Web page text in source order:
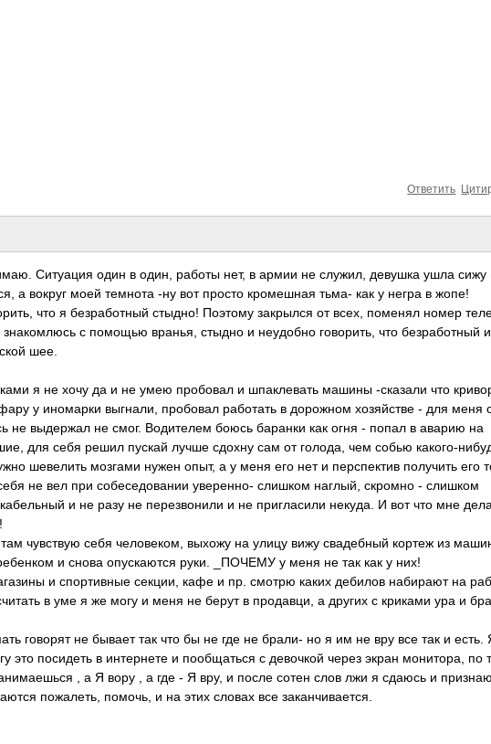
Ответить
Ситуация один в один, работы нет, в армии не служил, девушка ушла сижу
а вокруг моей темнота -ну вот просто кромешная тьма- как у негра в жопе!
что я безработный стыдно! Поэтому закрылся от всех, поменял номер
с помощью вранья, стыдно и неудобно говорить, что безработный
шее.
я не хочу да и не умею пробовал и шпаклевать машины -сказали что
у иномарки выгнали, пробовал работать в дорожном хозяйстве - для меня
не выдержал не смог. Водителем боюсь баранки как огня - попал в аварию на
для себя решил пускай лучше сдохну сам от голода, чем собью какого-
шевелить мозгами нужен опыт, а у меня его нет и перспектив получить его
не вел при собеседовании уверенно- слишком наглый, скромно - слишком
и не разу не перезвонили и не пригласили некуда. И вот что мне
чувствую себя человеком, выхожу на улицу вижу свадебный кортеж из
и снова опускаются руки. _ПОЧЕМУ у меня не так как у них!
и спортивные секции, кафе и пр. смотрю каких дебилов набирают на
в уме я же могу и меня не берут в продавци, а других с криками ура и
говорят не бывает так что бы не где не брали- но я им не вру все так и есть.
это посидеть в интернете и пообщаться с девочкой через экран монитора, по
, а Я вору , а где - Я вру, и после сотен слов лжи я сдаюсь и
пожалеть, помочь, и на этих словах все заканчивается.